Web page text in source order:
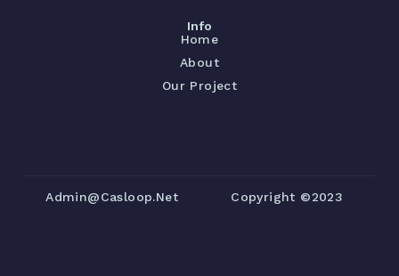
Info
Home
About
Our Project
Admin@casloop.net Copyright ©2023